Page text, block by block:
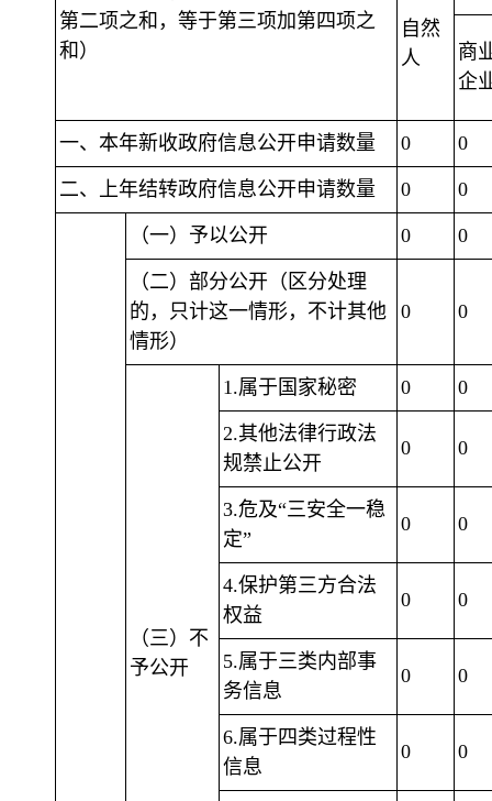
第二项之和，等于第三项加第四项之
和）
自然
人
商
企
一、本年新收政府信息公开申请数量 0 0
二、上年结转政府信息公开申请数量 0 0
（一）予以公开 0 0
（二）部分公开（区分处理
的，只计这一情形，不计其他
情形）
0 0
（三）不
予公开
1.属于国家秘密 0 0
2.其他法律行政法
规禁止公开
0 0
3.危及“三安全一稳
定”
0 0
4.保护第三方合法
权益
0 0
5.属于三类内部事
务信息
0 0
6.属于四类过程性
信息
0 0